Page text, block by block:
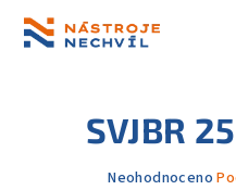
obsah
SVJBR
Průměrné
Neohodnoceno